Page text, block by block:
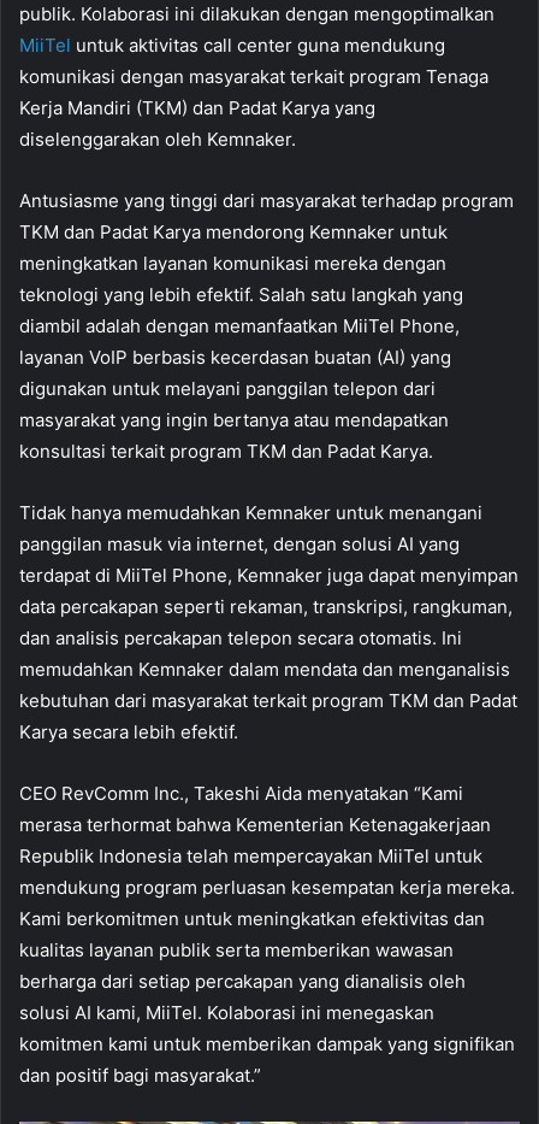
publik. Kolaborasi ini dilakukan dengan mengoptimalkan
MiiTel untuk aktivitas call center guna mendukung
komunikasi dengan masyarakat terkait program Tenaga
Kerja Mandiri (TKM) dan Padat Karya yang
diselenggarakan oleh Kemnaker.
Antusiasme yang tinggi dari masyarakat terhadap program
TKM dan Padat Karya mendorong Kemnaker untuk
meningkatkan layanan komunikasi mereka dengan
teknologi yang lebih efektif. Salah satu langkah yang
diambil adalah dengan memanfaatkan MiiTel Phone,
layanan VoIP berbasis kecerdasan buatan (AI) yang
digunakan untuk melayani panggilan telepon dari
masyarakat yang ingin bertanya atau mendapatkan
konsultasi terkait program TKM dan Padat Karya.
Tidak hanya memudahkan Kemnaker untuk menangani
panggilan masuk via internet, dengan solusi AI yang
terdapat di MiiTel Phone, Kemnaker juga dapat menyimpan
data percakapan seperti rekaman, transkripsi, rangkuman,
dan analisis percakapan telepon secara otomatis. Ini
memudahkan Kemnaker dalam mendata dan menganalisis
kebutuhan dari masyarakat terkait program TKM dan Padat
Karya secara lebih efektif.
CEO RevComm Inc., Takeshi Aida menyatakan “Kami
merasa terhormat bahwa Kementerian Ketenagakerjaan
Republik Indonesia telah mempercayakan MiiTel untuk
mendukung program perluasan kesempatan kerja mereka.
Kami berkomitmen untuk meningkatkan efektivitas dan
kualitas layanan publik serta memberikan wawasan
berharga dari setiap percakapan yang dianalisis oleh
solusi AI kami, MiiTel. Kolaborasi ini menegaskan
komitmen kami untuk memberikan dampak yang signifikan
dan positif bagi masyarakat.”